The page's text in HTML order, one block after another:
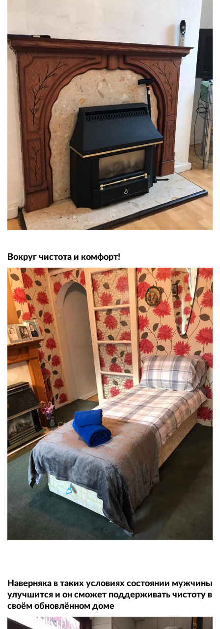
Вокруг чистота и комфорт!
Наверняка в таких условиях состоянии мужчины
улучшится и он сможет поддерживать чистоту в
своём обновлённом доме